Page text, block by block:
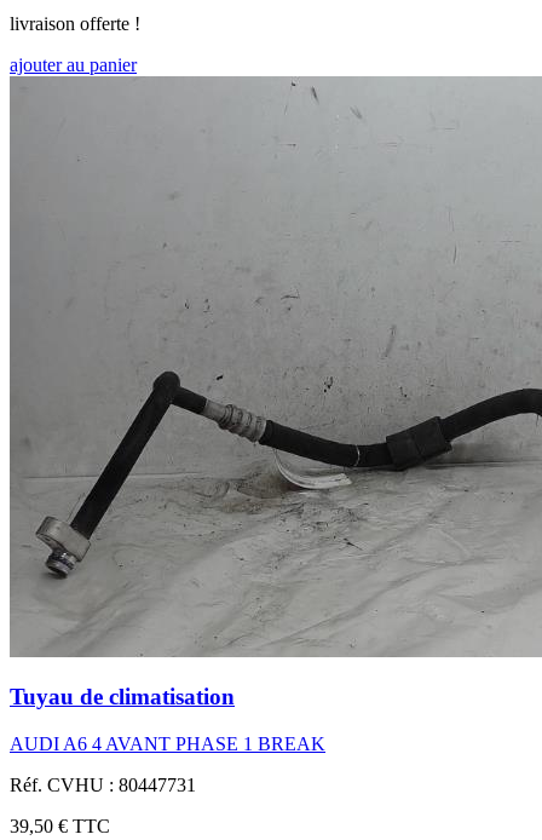
livraison offerte !
ajouter au panier
Tuyau de climatisation
AUDI A6 4 AVANT PHASE 1 BREAK
Réf. CVHU : 80447731
39,50 € TTC